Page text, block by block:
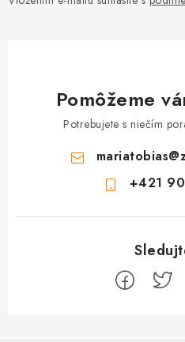
Pomôžeme
Potrebujete s niečím
mariatobias@
+421